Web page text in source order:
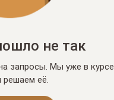
не так
запросы. Мы уже в курсе
её.